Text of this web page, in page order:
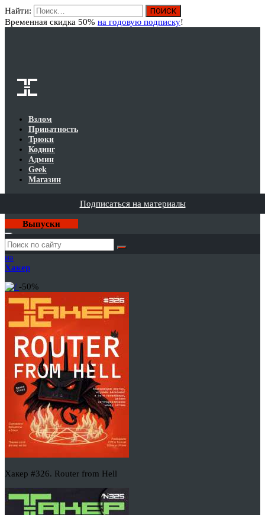
Найти:
Временная скидка 50% на годовую подписку!
Взлом
Приватность
Трюки
Кодинг
Админ
Geek
Магазин
Подписаться на материалы
Выпуски
Годовая
подписка
на
Хакер
-50%
Хакер #326. Router from Hell